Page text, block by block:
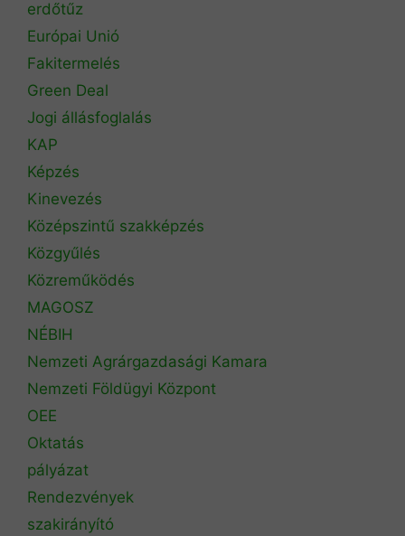
erdőtűz
Európai Unió
Fakitermelés
Green Deal
Jogi állásfoglalás
KAP
Képzés
Kinevezés
Középszintű szakképzés
Közgyűlés
Közreműködés
MAGOSZ
NÉBIH
Nemzeti Agrárgazdasági Kamara
Nemzeti Földügyi Központ
OEE
Oktatás
pályázat
Rendezvények
szakirányító